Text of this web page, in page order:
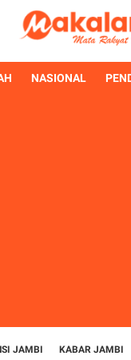
NASIONAL
JAMBI KABAR JAMBI